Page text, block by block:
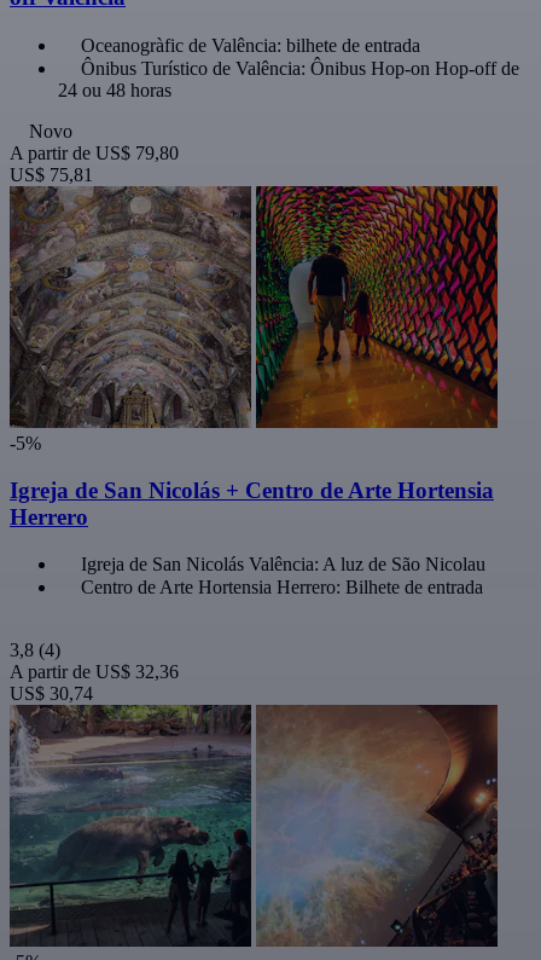
Oceanogràfic de Valência: bilhete de entrada
Ônibus Turístico de Valência: Ônibus Hop-on Hop-off de
24 ou 48 horas
Novo
A partir de US$ 79,80
US$ 75,81
-5%
Igreja de San Nicolás + Centro de Arte Hortensia
Herrero
Igreja de San Nicolás Valência: A luz de São Nicolau
Centro de Arte Hortensia Herrero: Bilhete de entrada
3,8 (4)
A partir de US$ 32,36
US$ 30,74